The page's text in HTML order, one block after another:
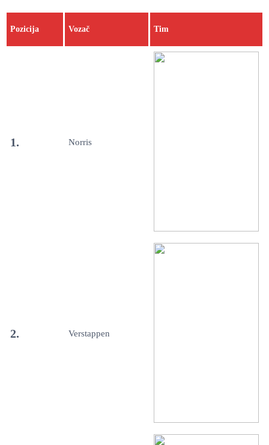
Pozicija Vozač Tim
1. Norris
2. Verstappen